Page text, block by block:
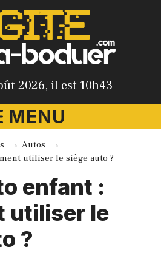
2026, il est 10h43
MENU
Autos
utiliser le siège auto ?
enfant :
utiliser le
?